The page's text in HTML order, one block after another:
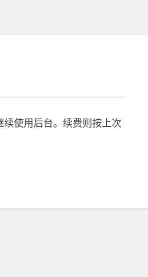
使用后台。续费则按上次